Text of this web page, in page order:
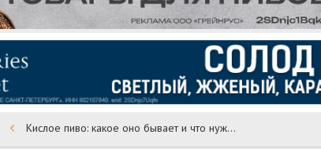
Кислое пиво: какое оно бывает и что нужно для его приготовления